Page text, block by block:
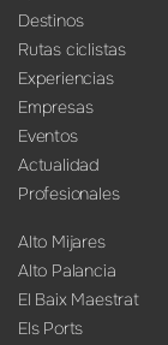
Destinos
Rutas ciclistas
Experiencias
Empresas
Eventos
Actualidad
Profesionales
Alto Mijares
Alto Palancia
El Baix Maestrat
Els Ports